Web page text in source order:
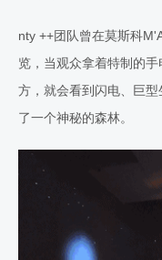
nty ++团队曾在莫斯科
览，当观众拿着特制的
方，就会看到闪电、巨
了一个神秘的森林。